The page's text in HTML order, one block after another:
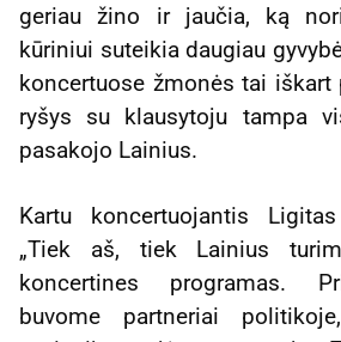
geriau žino ir jaučia, ką
kūriniui suteikia daugiau
koncertuose žmonės tai iškart
ryšys su klausytoju tampa
pasakojo Lainius.
Kartu koncertuojantis
„Tiek aš, tiek Lainius
koncertines programas.
buvome partneriai